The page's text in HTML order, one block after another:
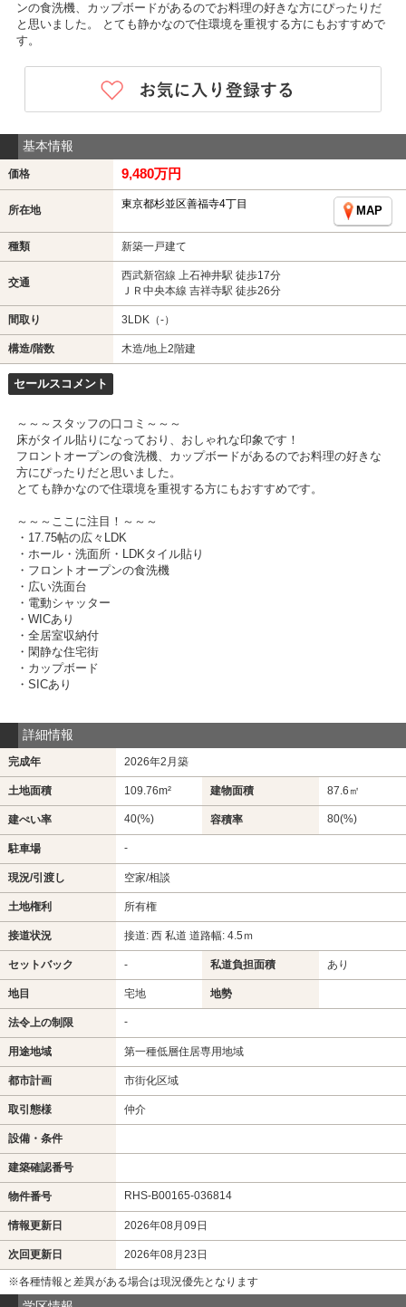
ンの食洗機、カップボードがあるのでお料理の好きな方にぴったりだ
と思いました。 とても静かなので住環境を重視する方にもおすすめで
す。
基本情報
価格 9,480万円
所在地 東京都杉並区善福寺4丁目
MAP
種類 新築一戸建て
交通
西武新宿線 上石神井駅 徒歩17分
ＪＲ中央本線 吉祥寺駅 徒歩26分
間取り 3LDK（-）
構造/階数 木造/地上2階建
セールスコメント
～～～スタッフの口コミ～～～
床がタイル貼りになっており、おしゃれな印象です！
フロントオープンの食洗機、カップボードがあるのでお料理の好きな
方にぴったりだと思いました。
とても静かなので住環境を重視する方にもおすすめです。
～～～ここに注目！～～～
・17.75帖の広々LDK
・ホール・洗面所・LDKタイル貼り
・フロントオープンの食洗機
・広い洗面台
・電動シャッター
・WICあり
・全居室収納付
・閑静な住宅街
・カップボード
・SICあり
詳細情報
完成年 2026年2月築
土地面積 109.76m² 建物面積 87.6㎡
建ぺい率 40(%) 容積率 80(%)
駐車場 -
現況/引渡し 空家/相談
土地権利 所有権
接道状況 接道: 西 私道 道路幅: 4.5ｍ
セットバック - 私道負担面積 あり
地目 宅地 地勢
法令上の制限 -
用途地域 第一種低層住居専用地域
都市計画 市街化区域
取引態様 仲介
設備・条件
建築確認番号
物件番号 RHS-B00165-036814
情報更新日 2026年08月09日
次回更新日 2026年08月23日
※各種情報と差異がある場合は現況優先となります